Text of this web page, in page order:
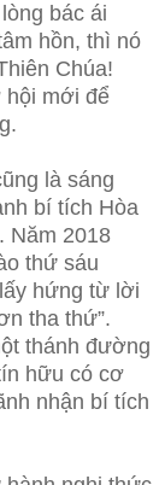
bác ái
hồn, thì nó
Chúa!
hội mới để
là sáng
bí tích Hòa
Năm 2018
thứ sáu
hứng từ lời
tha thứ”.
thánh đường
hữu có cơ
nhận bí tích